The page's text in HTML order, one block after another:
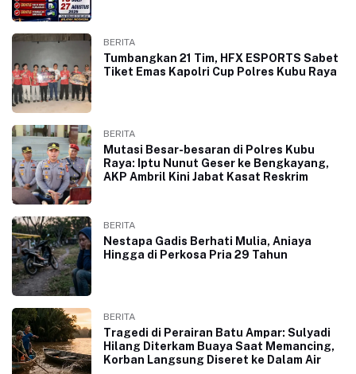
BERITA
Tumbangkan 21 Tim, HFX ESPORTS Sabet
Tiket Emas Kapolri Cup Polres Kubu Raya
BERITA
Mutasi Besar-besaran di Polres Kubu
Raya: Iptu Nunut Geser ke Bengkayang,
AKP Ambril Kini Jabat Kasat Reskrim
BERITA
Nestapa Gadis Berhati Mulia, Aniaya
Hingga di Perkosa Pria 29 Tahun
BERITA
Tragedi di Perairan Batu Ampar: Sulyadi
Hilang Diterkam Buaya Saat Memancing,
Korban Langsung Diseret ke Dalam Air